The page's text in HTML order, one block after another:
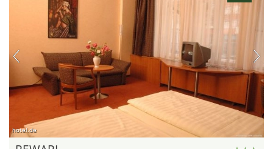
hotel.de